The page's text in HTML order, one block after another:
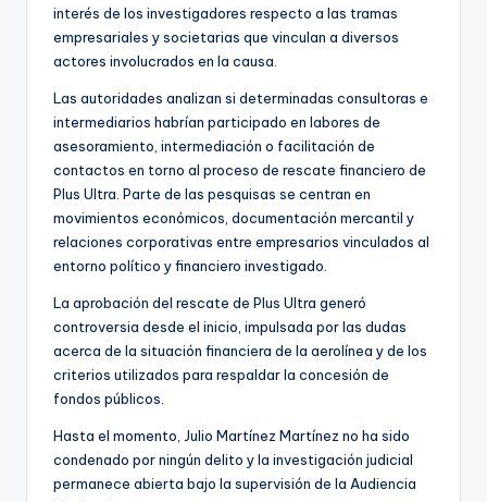
interés de los investigadores respecto a las tramas
empresariales y societarias que vinculan a diversos
actores involucrados en la causa.
Las autoridades analizan si determinadas consultoras e
intermediarios habrían participado en labores de
asesoramiento, intermediación o facilitación de
contactos en torno al proceso de rescate financiero de
Plus Ultra. Parte de las pesquisas se centran en
movimientos económicos, documentación mercantil y
relaciones corporativas entre empresarios vinculados al
entorno político y financiero investigado.
La aprobación del rescate de Plus Ultra generó
controversia desde el inicio, impulsada por las dudas
acerca de la situación financiera de la aerolínea y de los
criterios utilizados para respaldar la concesión de
fondos públicos.
Hasta el momento, Julio Martínez Martínez no ha sido
condenado por ningún delito y la investigación judicial
permanece abierta bajo la supervisión de la Audiencia